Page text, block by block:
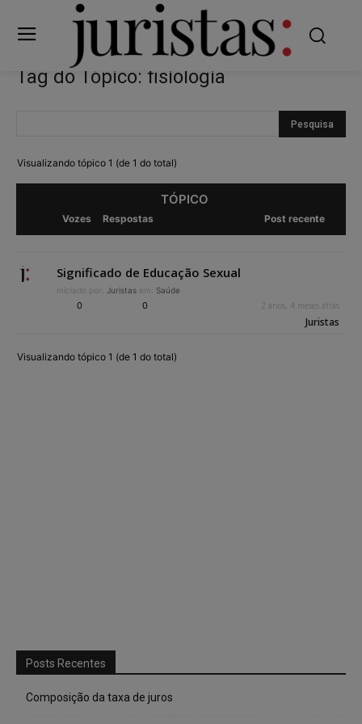
Tag do Tópico: fisiologia
Visualizando tópico 1 (de 1 do total)
TÓPICO
Vozes Respostas Post recente
Significado de Educação Sexual
Iniciado por: Juristas em: Saúde
0 0 2 anos, 4 meses atrás
Juristas
Visualizando tópico 1 (de 1 do total)
Posts Recentes
Composição da taxa de juros